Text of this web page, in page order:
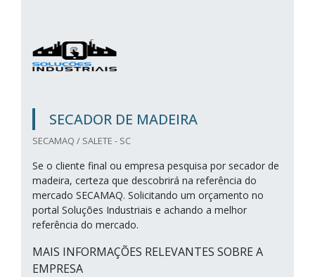
SECADOR DE MADEIRA
SECAMAQ / SALETE - SC
Se o cliente final ou empresa pesquisa por secador de
madeira, certeza que descobrirá na referência do
mercado SECAMAQ. Solicitando um orçamento no
portal Soluções Industriais e achando a melhor
referência do mercado.
MAIS INFORMAÇÕES RELEVANTES SOBRE A
EMPRESA